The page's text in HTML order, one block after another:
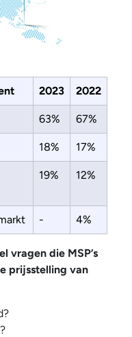
2023 2022
63% 67%
18% 17%
19% 12%
- 4%
vragen die MSP’s
prijsstelling van